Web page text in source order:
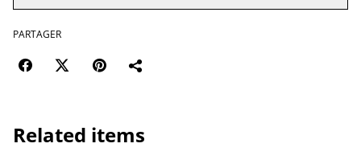
PARTAGER
Related items